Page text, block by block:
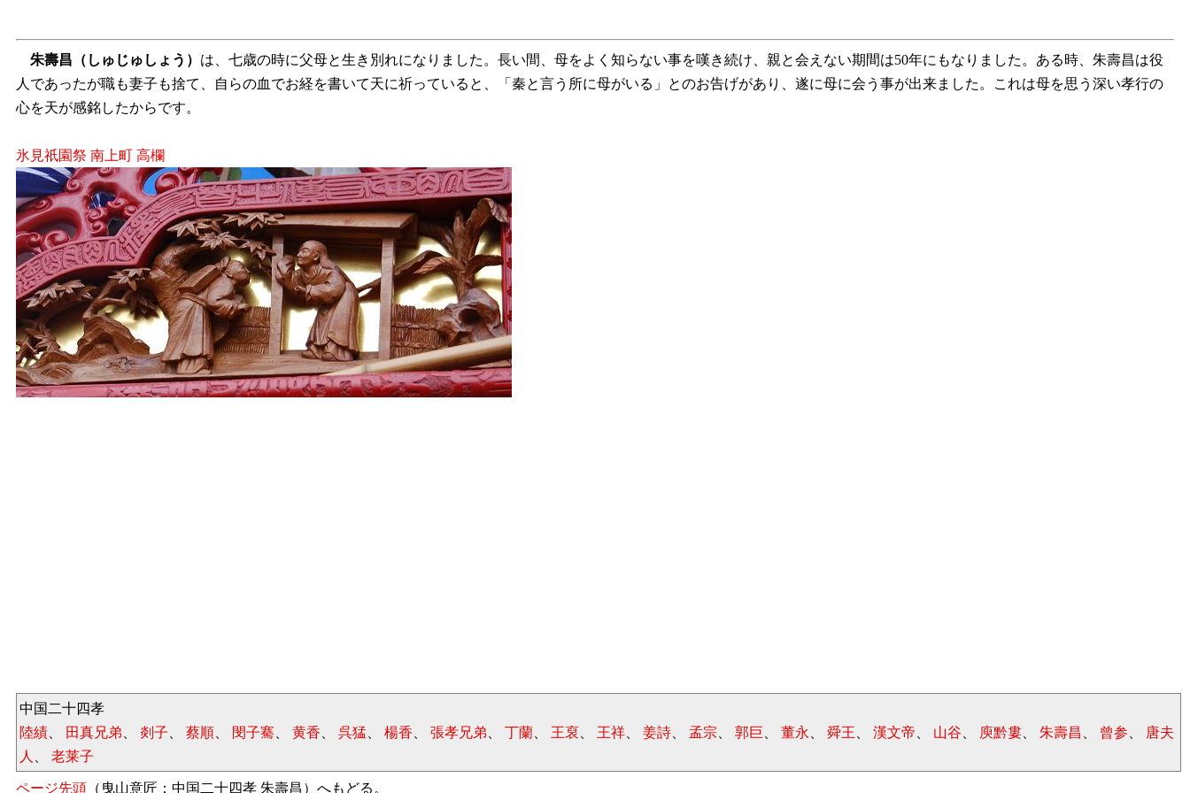
朱壽昌 （しゅじゅしょう） は、七歳の時に父母と生き別れになりました。長い間、母をよく知らない事を嘆き続け、親と会えない期間は50年にもなりました。ある時、朱壽昌は役
人であったが職も妻子も捨て、自らの血でお経を書いて天に祈っていると、「秦と言う所に母がいる」とのお告げがあり、遂に母に会う事が出来ました。これは母を思う深い孝行の
心を天が感銘したからです。
氷見祇園祭 南上町 高欄
中国二十四孝
陸績、 田真兄弟、 剡子、 蔡順、 閔子騫、 黄香、 呉猛、 楊香、 張孝兄弟、 丁蘭、 王裒、 王祥、 姜詩、 孟宗、 郭巨、 董永、 舜王、 漢文帝、 山谷、 庾黔婁、 朱壽昌 、 曾参、 唐夫
人 、 老莱子
ページ先頭 （曳山意匠：中国二十四孝 朱壽昌）へもどる。